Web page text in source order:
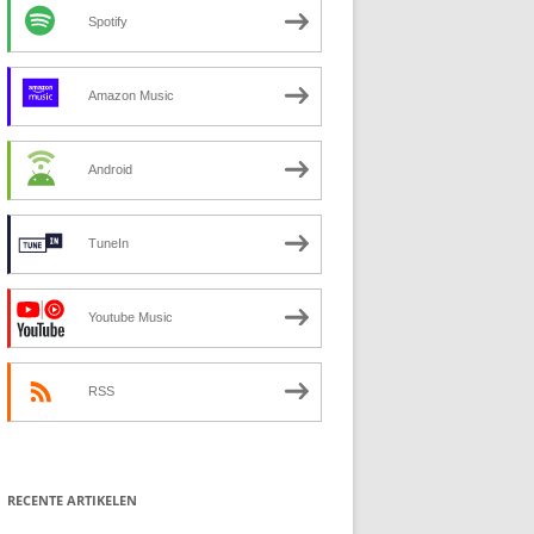
Spotify
Amazon Music
Android
TuneIn
Youtube Music
RSS
RECENTE ARTIKELEN